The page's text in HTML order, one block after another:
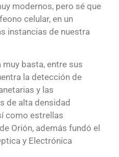
modernos, pero sé que
celular, en un
instancias de nuestra
basta, entre sus
la detección de
y las
de alta densidad
como estrellas
Orión, además fundó el
y Electrónica